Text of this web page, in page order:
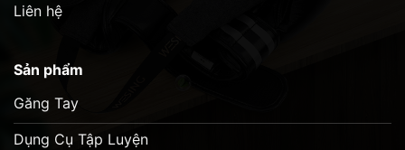
Liên hệ
Sản phẩm
Găng Tay
Dụng Cụ Tập Luyện